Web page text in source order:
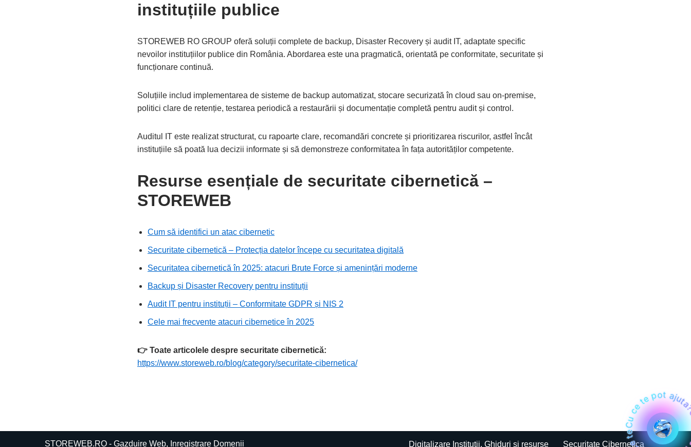
instituțiile publice
STOREWEB RO GROUP oferă soluții complete de backup, Disaster Recovery și audit IT, adaptate specific
nevoilor instituțiilor publice din România. Abordarea este una pragmatică, orientată pe conformitate, securitate și
funcționare continuă.
Soluțiile includ implementarea de sisteme de backup automatizat, stocare securizată în cloud sau on-premise,
politici clare de retenție, testarea periodică a restaurării și documentație completă pentru audit și control.
Auditul IT este realizat structurat, cu rapoarte clare, recomandări concrete și prioritizarea riscurilor, astfel încât
instituțiile să poată lua decizii informate și să demonstreze conformitatea în fața autorităților competente.
Resurse esențiale de securitate cibernetică –
STOREWEB
Cum să identifici un atac cibernetic
Securitate cibernetică – Protecția datelor începe cu securitatea digitală
Securitatea cibernetică în 2025: atacuri Brute Force și amenințări moderne
Backup și Disaster Recovery pentru instituții
Audit IT pentru instituții – Conformitate GDPR și NIS 2
Cele mai frecvente atacuri cibernetice în 2025
👉 Toate articolele despre securitate cibernetică:
https://www.storeweb.ro/blog/category/securitate-cibernetica/
STOREWEB.RO - Gazduire Web, Inregistrare Domenii Digitalizare Institutii, Ghiduri si resurse Securitate CiberneticaCu ce te pot ajuta?Cu ce te pot ajuta?Cu ce te